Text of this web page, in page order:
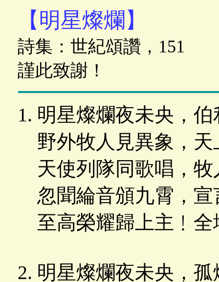
【明星燦爛】
詩集：世紀頌讚，
謹此致謝！
明星燦爛夜未央，
野外牧人見異象，
天使列隊同歌唱，
忽聞綸音頒九霄，
至高榮耀歸上主﹗
明星燦爛夜未央，